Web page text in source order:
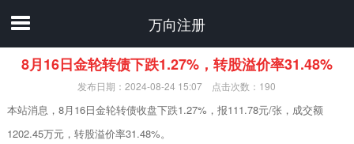
万向注册
8月16日金轮转债下跌1.27%，转股溢价率31.48%
发布日期：2024-08-24 15:07 点击次数：190
本站消息，8月16日金轮转债收盘下跌1.27%，报111.78元/张，成交额
1202.45万元，转股溢价率31.48%。